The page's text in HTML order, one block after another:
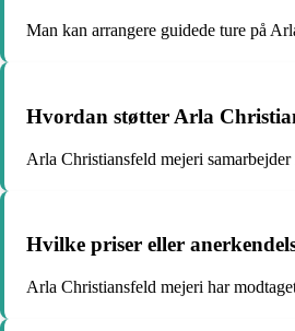
Man kan arrangere guidede ture på
Hvordan støtter Arla
Arla Christiansfeld mejeri
Hvilke priser eller
Arla Christiansfeld mejeri har